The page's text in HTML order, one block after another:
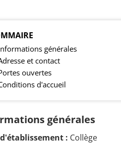
générales
et contact
ouvertes
d'accueil
générales
: Collège